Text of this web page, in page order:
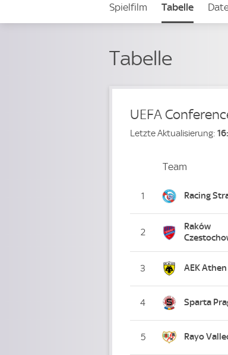
Spielfilm Tabelle
Tabelle
UEFA
Letzte Aktualisierung:
PlatzTeam
1 Racing
2
Raków
3 AEK Athen
4 Sparta
5 Rayo